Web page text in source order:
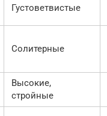
Густоветвистые
Солитерные
Высокие,
стройные